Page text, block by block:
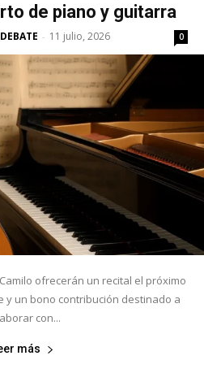
de piano y guitarra
- 11 julio, 2026 0
ofrecerán un recital el próximo
y un bono contribución destinado a
con...
más